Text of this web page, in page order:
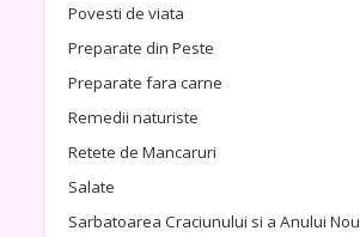
Povesti de viata
Preparate din Peste
Preparate fara carne
Remedii naturiste
Retete de Mancaruri
Salate
Sarbatoarea Craciunului si a Anului Nou